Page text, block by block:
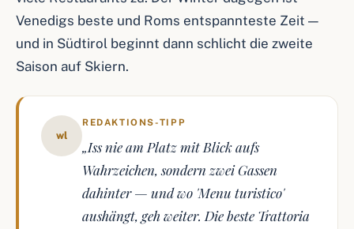
Venedigs beste und Roms entspannteste Zeit —
und in Südtirol beginnt dann schlicht die zweite
Saison auf Skiern.
wl
REDAKTIONS-TIPP
„Iss nie am Platz mit Blick aufs
Wahrzeichen, sondern zwei Gassen
dahinter — und wo 'Menu turistico'
aushängt, geh weiter. Die beste Trattoria